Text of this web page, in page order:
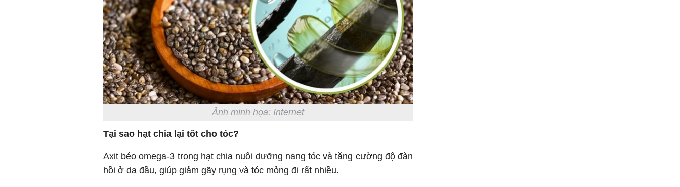
Ảnh minh họa: Internet
Tại sao hạt chia lại tốt cho tóc?
Axit béo omega-3 trong hạt chia nuôi dưỡng nang tóc và tăng cường độ đàn
hồi ở da đầu, giúp giảm gãy rụng và tóc mỏng đi rất nhiều.